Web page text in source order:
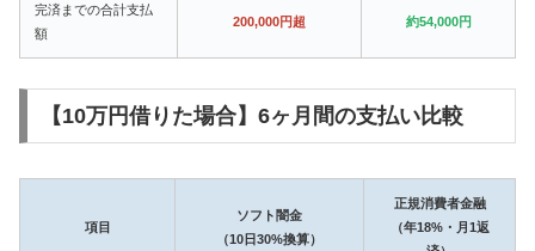
完済までの合計支払
額
200,000円超 約54,000円
【10万円借りた場合】6ヶ月間の支払い比較
項目
ソフト闇金
（10日30%換算）
正規消費者金融
（年18%・月1返